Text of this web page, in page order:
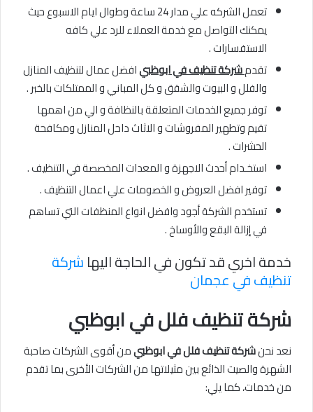
تعمل الشركه علي مدار 24 ساعة وطوال ايام الاسبوع حيث
يمكنك التواصل مع خدمة العملاء للرد علي كافه
الاستفسارات .
تقدمشركة تنظيف في ابوظبيافضل عمال لتنظيف المنازل
والفلل و البيوت والشقق و كل المباني و الممتلكات بالخبر .
توفر جميع الخدمات المتعلقة بالنظافة و الي من اهمها
تقيم وتطهير المفروشات و الاثاث داحل المنازل ومكافحة
الحشرات .
استخـدام أحدث الاجهزة و المعدات المخصصة في التنظيف .
توفير افضل العروض و الخصومات علي اعمال التنظيف .
تستخدم الشركة أجود وافضل انواع المنظفات التي تساهم
في إزالة البقع والأوساخ .
خدمة اخري قد تكون في الحاجة اليهاشركة
تنظيف في عجمان
شركة تنظيف فلل في ابوظبي
نعد نحنشركة تنظيف فلل في ابوظبيمن أقوى الشركات صاحبة
الشهرة والصيت الذائع بين مثيلاتها من الشركات الأخرى بما تقدم
من خدمات، كما يلي: